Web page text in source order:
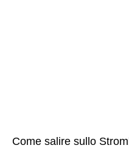
Come salire sullo